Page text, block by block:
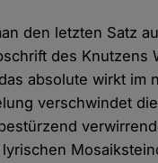
den letzten Satz
des Knutzens
absolute wirkt im
verschwindet